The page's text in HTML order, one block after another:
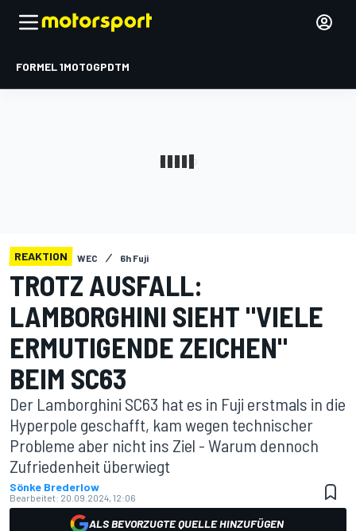
FORMEL 1MOTOGPDTM
REAKTION WEC 6h Fuji
TROTZ AUSFALL:
LAMBORGHINI SIEHT "VIELE
ERMUTIGENDE ZEICHEN"
BEIM SC63
Der Lamborghini SC63 hat es in Fuji erstmals in die
Hyperpole geschafft, kam wegen technischer
Probleme aber nicht ins Ziel - Warum dennoch
Zufriedenheit überwiegt
Sönke Brederlow
Bearbeitet: 20.09.2024, 12:06
ALS BEVORZUGTE QUELLE HINZUFÜGEN